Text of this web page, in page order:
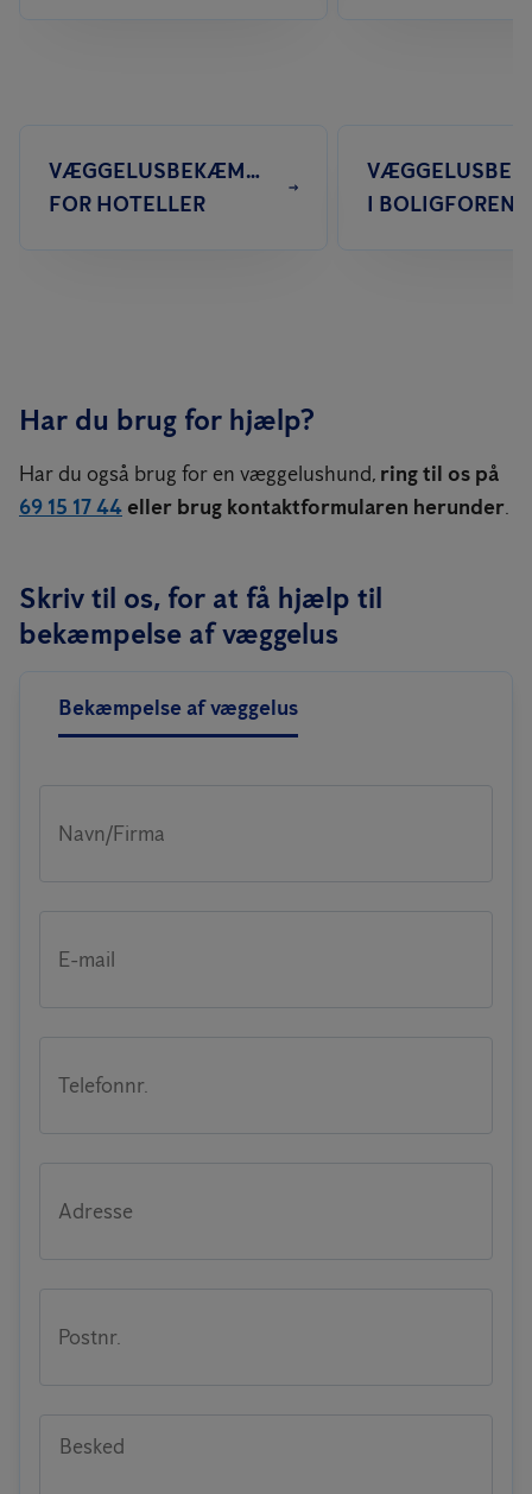
VÆGGELUSBEKÆMPELSE
FOR HOTELLER
I
Har du brug for hjælp?
Har du også brug for en væggelushund, ring til os på
69 15 17 44 eller brug kontaktformularen herunder.
Skriv til os, for at få hjælp til
bekæmpelse af væggelus
Bekæmpelse af væggelus
Navn/Firma
E-mail
Telefonnr.
Adresse
Postnr.
Besked